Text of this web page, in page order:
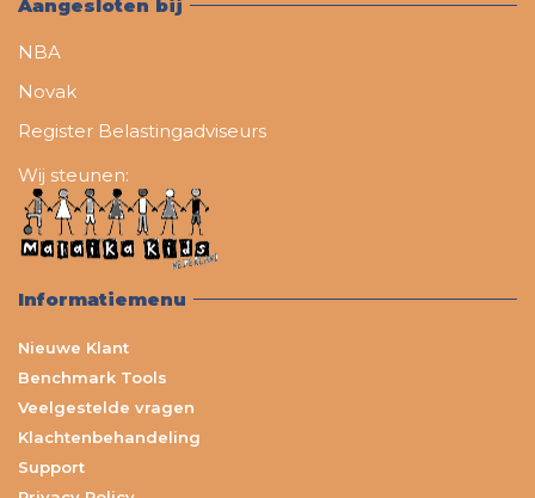
Aangesloten bij
NBA
Novak
Register Belastingadviseurs
Wij steunen:
Informatiemenu
Nieuwe Klant
Benchmark Tools
Veelgestelde vragen
Klachtenbehandeling
Support